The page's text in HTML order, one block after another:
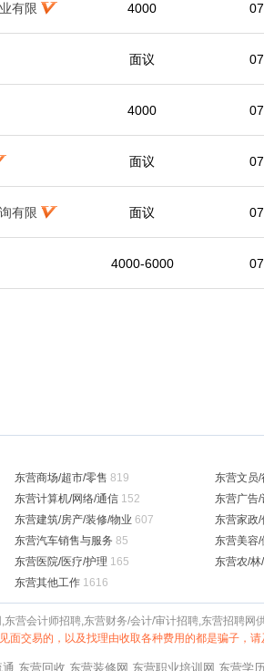
有限 4000
面议
4000
面议
有限 面议
4000-6000
东营商场/超市/零售 819 东营文员
东营计算机/网络/通信 152 东营广告
东营建筑/房产/装修/物业 607 东营家政
东营汽车销售与服务 85 东营美容
东营医院/医疗/护理 165 东营农/林
东营其他工作 1616
营会计师招聘,东营财务/会计/审计招聘,东营招聘网
面交易的，以及找理由收取各种费用的都是骗子，请
通 东营回收 东营装修网 东营职业培训网 东营学